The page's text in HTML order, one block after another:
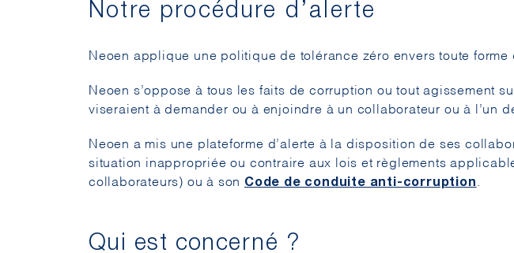
Notre procédure d’alerte
Neoen applique une politique de tolérance zéro envers toute forme
Neoen s’oppose à tous les faits de corruption ou tout agissement
viseraient à demander ou à enjoindre à un collaborateur ou à l’un
Neoen a mis une plateforme d’alerte à la disposition de ses
situation inappropriée ou contraire aux lois et règlements
collaborateurs) ou à son Code de conduite anti-corruption
Qui est concerné ?